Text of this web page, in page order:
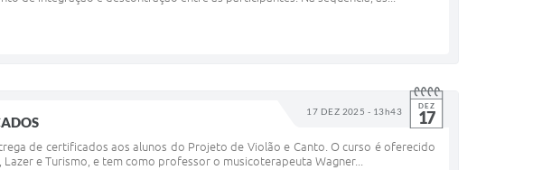
17 DEZ 2025 - 13h43 DEZ
17
de certificados aos alunos do Projeto de Violão e Canto. O curso é oferecido
e Turismo, e tem como professor o musicoterapeuta Wagner...